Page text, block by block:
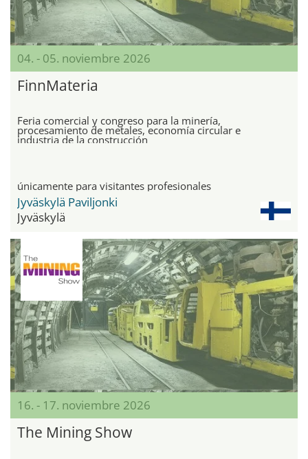
04. - 05. noviembre 2026
FinnMateria
Feria comercial y congreso para la minería,
procesamiento de metales, economía circular e
industria de la construcción
únicamente para visitantes profesionales
Jyväskylä Paviljonki
Jyväskylä
16. - 17. noviembre 2026
The Mining Show